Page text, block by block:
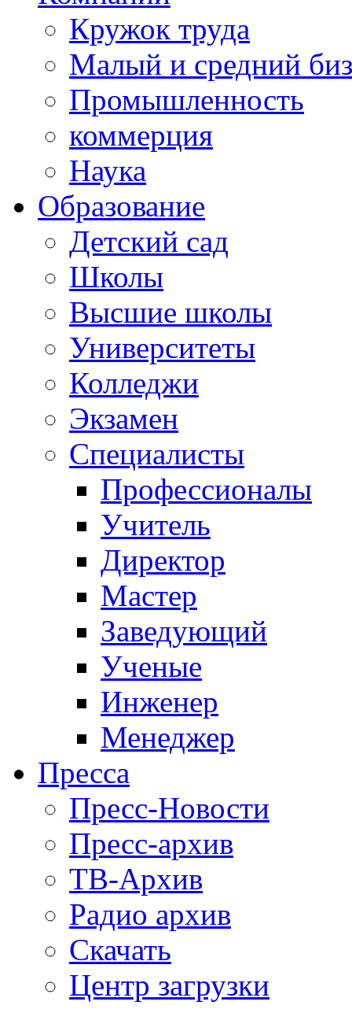
Кружок труда
Малый и средний
Промышленность
коммерция
Наука
Образование
Детский сад
Школы
Высшие школы
Университеты
Колледжи
Экзамен
Специалисты
Профессионалы
Учитель
Директор
Мастер
Заведующий
Ученые
Инженер
Менеджер
Пресса
Пресс-Новости
Пресс-архив
ТВ-Архив
Радио архив
Скачать
Центр загрузки